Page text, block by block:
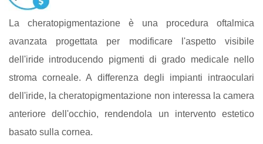
La cheratopigmentazione è una procedura oftalmica
avanzata progettata per modificare l'aspetto visibile
dell'iride introducendo pigmenti di grado medicale nello
stroma corneale. A differenza degli impianti intraoculari
dell'iride, la cheratopigmentazione non interessa la camera
anteriore dell'occhio, rendendola un intervento estetico
basato sulla cornea.